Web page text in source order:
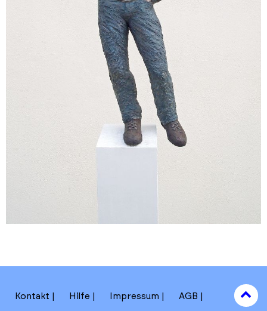
Kontakt Hilfe Impressum AGB
to
top